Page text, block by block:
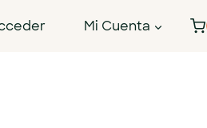
Mi Cuenta